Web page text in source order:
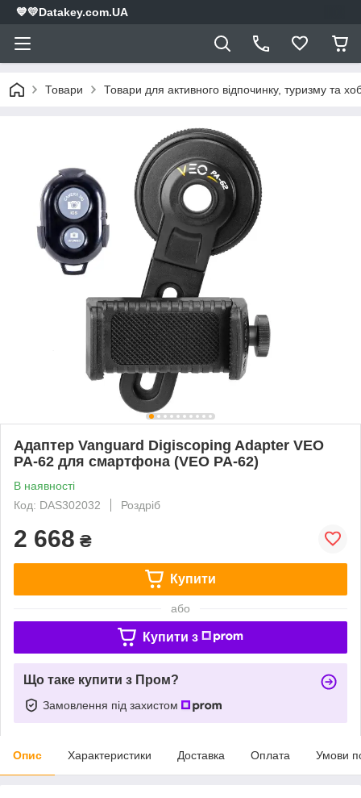
💙💛Datakey.com.UA
Товари Товари для активного відпочинку, туризму та
Адаптер Vanguard Digiscoping Adapter VEO
PA-62 для смартфона (VEO PA-62)
В наявності
Код: DAS302032
Роздріб
2 668 ₴
Купити
або
Купити з
Що таке купити з Пром?
Замовлення під захистом
Опис Характеристики Доставка Оплата Умови